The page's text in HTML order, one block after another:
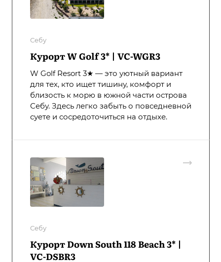
Себу
Курорт W Golf 3* | VC-WGR3
W Golf Resort 3★ — это уютный вариант
для тех, кто ищет тишину, комфорт и
близость к морю в южной части острова
Себу. Здесь легко забыть о повседневной
суете и сосредоточиться на отдыхе.
Себу
Курорт Down South 118 Beach 3* |
VC-DSBR3